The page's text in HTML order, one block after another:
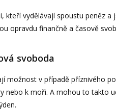
kteří vydělávají spoustu peněz a
opravdu finančně a časově
svoboda
možnost v případě příznivého
nebo k moři. A mohou to takto